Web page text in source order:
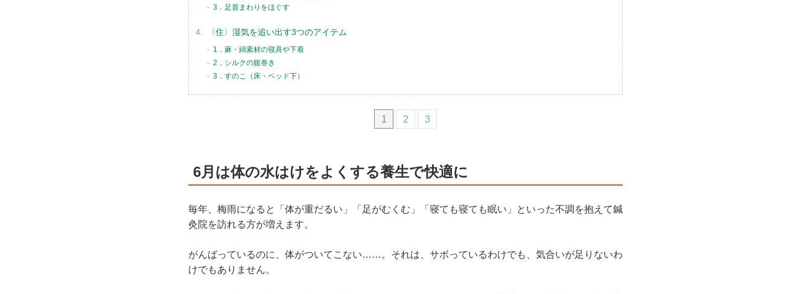
3．足首まわりをほぐす
〈住〉湿気を追い出す3つのアイテム
1．麻・綿素材の寝具や下着
2．シルクの腹巻き
3．すのこ（床・ベッド下）
1 2 3
6月は体の水はけをよくする養生で快適に
毎年、梅雨になると「体が重だるい」「足がむくむ」「寝ても寝ても眠い」といった不調を抱えて鍼
灸院を訪れる方が増えます。
がんばっているのに、体がついてこない……。それは、サボっているわけでも、気合いが足りないわ
けでもありません。